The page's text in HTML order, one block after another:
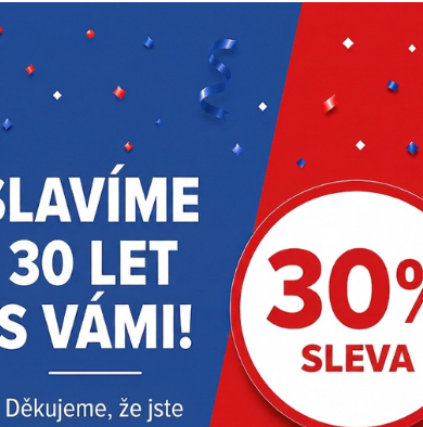
ml
SUV
ml
Vozidlo s rychlostí
nad 80 km/h:
Ne